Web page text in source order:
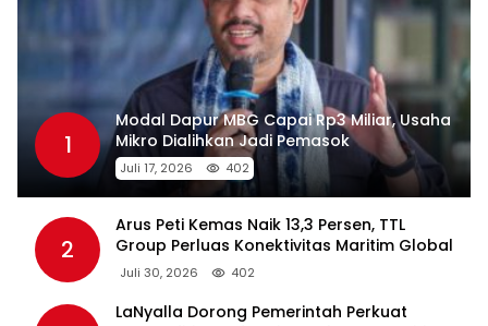
1
Modal Dapur MBG Capai Rp3 Miliar, Usaha
Mikro Dialihkan Jadi Pemasok
Juli 17, 2026 402
2
Arus Peti Kemas Naik 13,3 Persen, TTL
Group Perluas Konektivitas Maritim Global
Juli 30, 2026 402
LaNyalla Dorong Pemerintah Perkuat